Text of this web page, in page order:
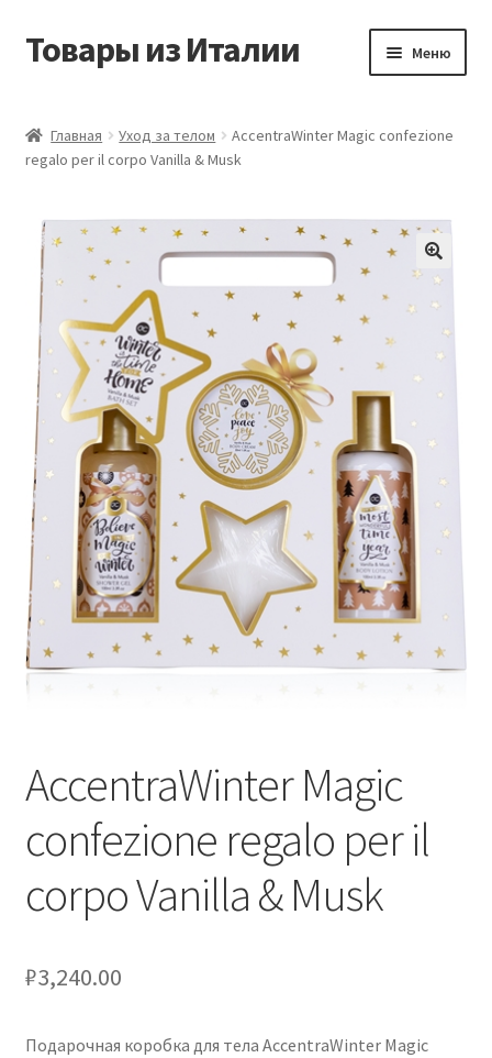
Перейти
Перейти
Товары из Италии Меню
Виды доставки
Контакты
Корзина
Магазин
Мой аккаунт
Оставить отзыв
Оформление заказа
Скидки
Сотрудничество
Главная Уход за телом
AccentraWinter Magic confezione
regalo per il corpo Vanilla & Musk
AccentraWinter Magic
confezione regalo per il
corpo Vanilla & Musk
₽3,240.00
Подарочная коробка для тела AccentraWinter Magic